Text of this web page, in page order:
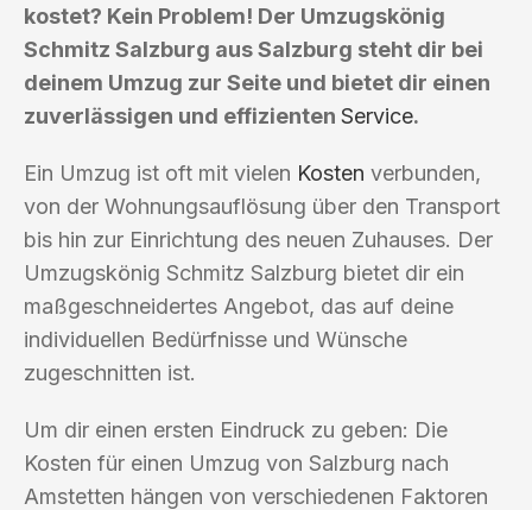
kostet? Kein Problem! Der Umzugskönig
Schmitz Salzburg aus Salzburg steht dir bei
deinem Umzug zur Seite und bietet dir einen
zuverlässigen und effizienten Service.
Ein Umzug ist oft mit vielen Kosten verbunden,
von der Wohnungsauflösung über den Transport
bis hin zur Einrichtung des neuen Zuhauses. Der
Umzugskönig Schmitz Salzburg bietet dir ein
maßgeschneidertes Angebot, das auf deine
individuellen Bedürfnisse und Wünsche
zugeschnitten ist.
Um dir einen ersten Eindruck zu geben: Die
Kosten für einen Umzug von Salzburg nach
Amstetten hängen von verschiedenen Faktoren